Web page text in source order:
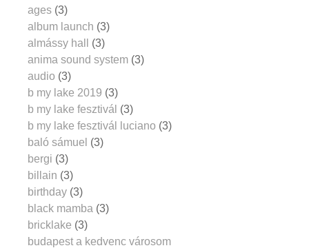
ages (3)
album launch (3)
almássy hall
(3)
anima sound system (3)
audio (3)
b my lake 2019 (3)
b my lake fesztivál (3)
b my lake fesztivál luciano (3)
baló sámuel (3)
bergi (3)
billain (3)
birthday (3)
black mamba (3)
bricklake (3)
budapest a kedvenc városom